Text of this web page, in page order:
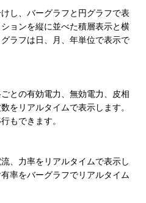
し、バーグラフと円グラフで表
ョンを縦に並べた積層表示と横
ラフは日、月、年単位で表示で
との有効電力、無効電力、皮相
をリアルタイムで表示します。
もできます。
、力率をリアルタイムで表示し
率をバーグラフでリアルタイム